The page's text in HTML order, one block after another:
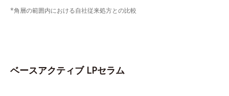
*角層の範囲内における自社従来処方との比較
ベースアクティブ LPセラム